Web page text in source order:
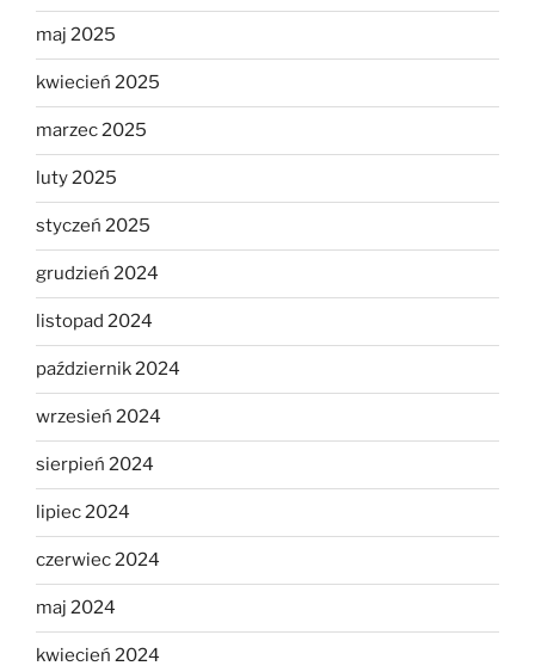
maj 2025
kwiecień 2025
marzec 2025
luty 2025
styczeń 2025
grudzień 2024
listopad 2024
październik 2024
wrzesień 2024
sierpień 2024
lipiec 2024
czerwiec 2024
maj 2024
kwiecień 2024